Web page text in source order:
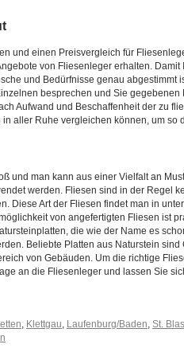
und einen Preisvergleich für
von Fliesenleger erhalten.
und Bedürfnisse genau abgestimmt
besprechen und Sie
Aufwand und Beschaffenheit der zu
aller Ruhe vergleichen können, um so
und man kann aus einer Vielfalt an
werden. Fliesen sind in der Regel
Diese Art der Fliesen findet man in
von angefertigten Fliesen ist
die wie der Name es
Beliebte Platten aus Naturstein sind
von Gebäuden. Um die richtige
an die Fliesenleger und lassen Sie
, Klettgau, Laufenburg/Baden, St.